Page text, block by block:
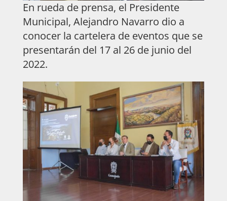
En rueda de prensa, el Presidente
Municipal, Alejandro Navarro dio a
conocer la cartelera de eventos que se
presentarán del 17 al 26 de junio del
2022.